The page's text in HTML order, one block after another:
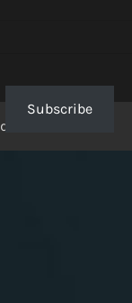
Subscribe